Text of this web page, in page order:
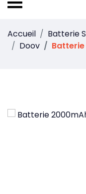
Accueil
Batterie
Doov
Batterie